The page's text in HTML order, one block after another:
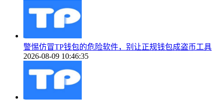
警惕仿冒TP钱包的危险软件，别让正规钱包成盗币工具
2026-08-09 10:46:35